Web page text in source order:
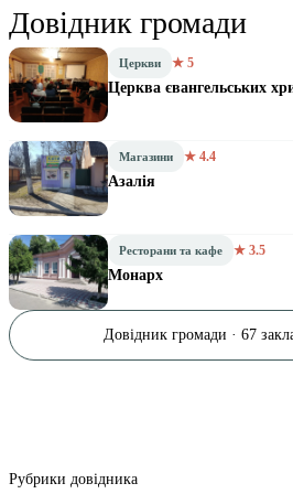
Довідник громади
Церкви ★ 5
Церква євангельських
Магазини ★ 4.4
Азалія
Ресторани та кафе ★ 3.5
Монарх
Довідник громади · 67
Рубрики довідника